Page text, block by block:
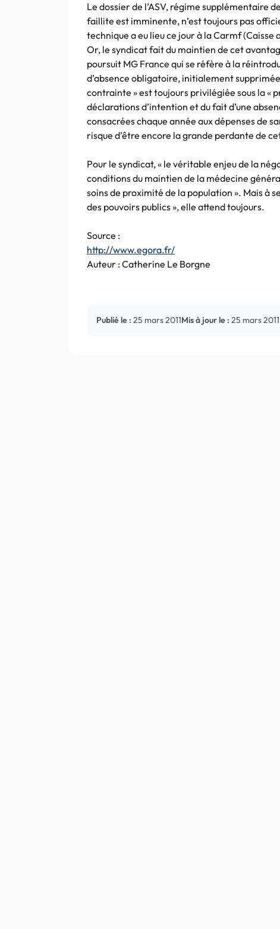
Le dossier de l’ASV, régime supplémentaire
faillite est imminente, n’est toujours pas
technique a eu lieu ce jour à la Carmf
Or, le syndicat fait du maintien de cet
poursuit MG France qui se réfère à la
d’absence obligatoire, initialement
contrainte » est toujours privilégiée sous la «
déclarations d’intention et du fait d’une
consacrées chaque année aux dépenses de
risque d’être encore la grande perdante de
Pour le syndicat, « le véritable enjeu de la
conditions du maintien de la médecine
soins de proximité de la population ». Mais à
des pouvoirs publics », elle attend toujours.
Source :
http://www.egora.fr/
Auteur : Catherine Le Borgne
Publié le : 25 mars 2011Mis à jour le : 25 mars 2011